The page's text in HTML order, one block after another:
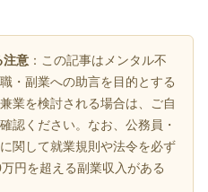
注意 ：この記事はメンタル不
・副業への助言を目的とする
業を検討される場合は、ご自
認ください。なお、公務員・
関して就業規則や法令を必ず
円を超える副業収入がある